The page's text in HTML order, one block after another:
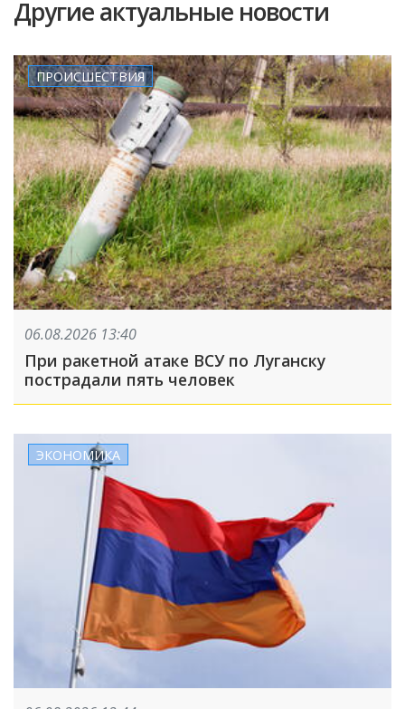
Другие актуальные новости
ПРОИСШЕСТВИЯ
06.08.2026 13:40
При ракетной атаке ВСУ по Луганску
пострадали пять человек
ЭКОНОМИКА